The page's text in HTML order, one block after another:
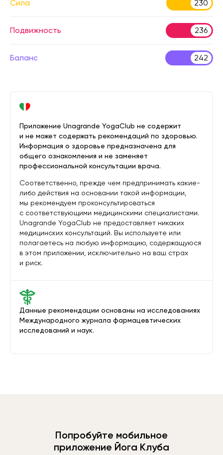
Сила 230
Подвижность 236
Баланс 242
Данные рекомендации основаны на исследованиях
Международного журнала фармацевтических
исследований и наук.
Приложение Unagrande YogaClub не содержит
и не может содержать рекомендаций по здоровью.
Информация о здоровье предназначена для
общего ознакомления и не заменяет
профессиональной консультации врача.
Соответственно, прежде чем предпринимать какие-
либо действия на основании такой информации,
мы рекомендуем проконсультироваться
с соответствующими медицинскими специалистами.
Unagrande YogaClub не предоставляет никаких
медицинских консультаций. Вы используете или
полагаетесь на любую информацию, содержащуюся
в этом приложении, исключительно на ваш страх
и риск.
Попробуйте мобильное
приложение Йога Клуба